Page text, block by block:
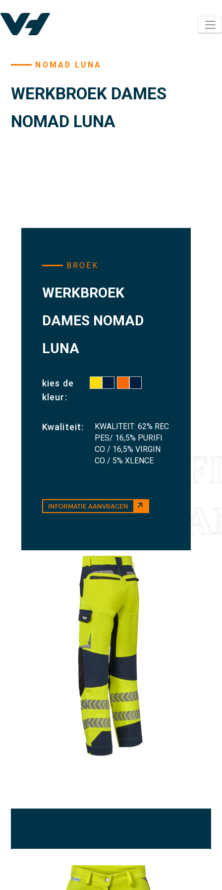
NOMAD LUNA
WERKBROEK DAMES
NOMAD LUNA
BROEK
WERKBROEK
DAMES NOMAD
LUNA
kies de
kleur:
Kwaliteit:
KWALITEIT: 62% REC
PES/ 16,5% PURIFI
CO / 16,5% VIRGIN
CO / 5% XLENCE
INFORMATIE AANVRAGEN